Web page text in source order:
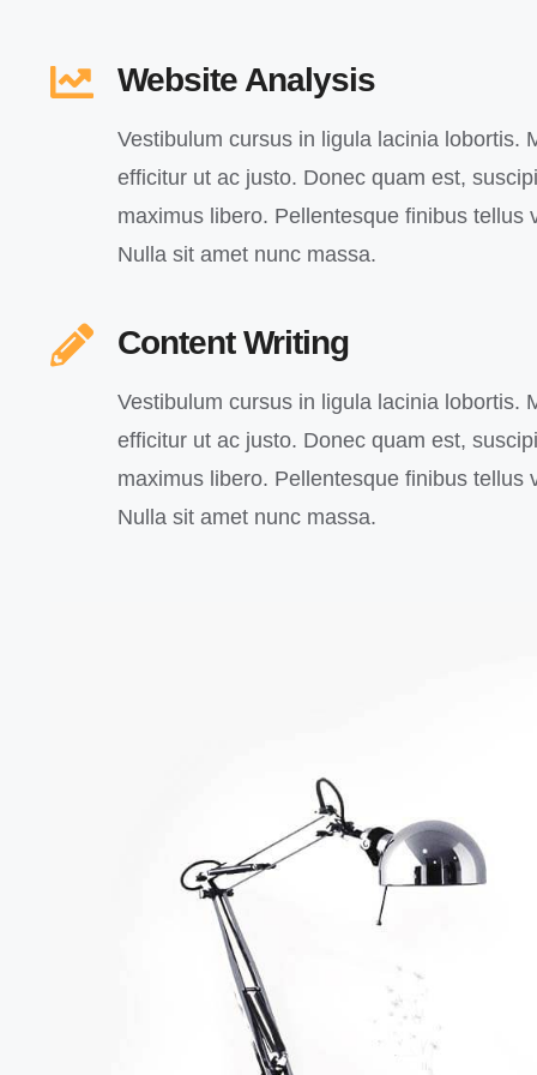
Website Analysis
Vestibulum cursus in ligula lacinia lobortis.
efficitur ut ac justo. Donec quam est,
maximus libero. Pellentesque finibus tellus
Nulla sit amet nunc massa.
Content Writing
Vestibulum cursus in ligula lacinia lobortis.
efficitur ut ac justo. Donec quam est,
maximus libero. Pellentesque finibus tellus
Nulla sit amet nunc massa.